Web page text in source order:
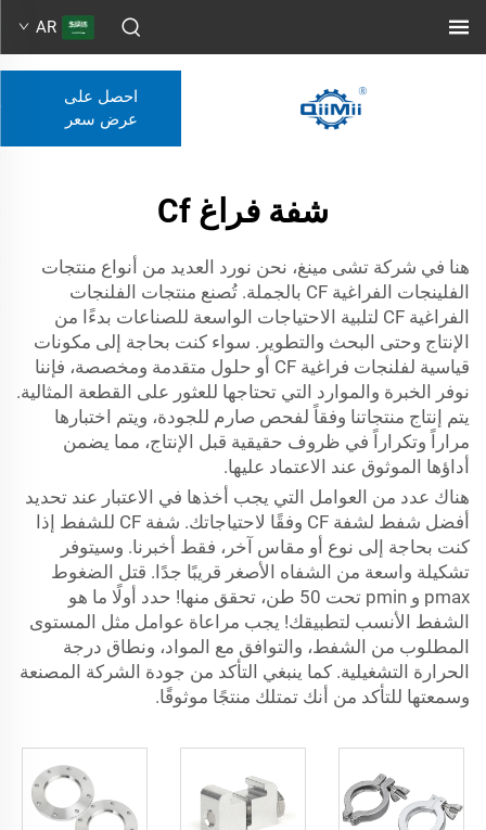
AR
احصل على
عرض سعر
شفة فراغ Cf
هنا في شركة تشى مينغ، نحن نورد العديد من أنواع منتجات
الفلينجات الفراغية CF بالجملة. تُصنع منتجات الفلنجات
الفراغية CF لتلبية الاحتياجات الواسعة للصناعات بدءًا من
الإنتاج وحتى البحث والتطوير. سواء كنت بحاجة إلى مكونات
قياسية لفلنجات فراغية CF أو حلول متقدمة ومخصصة، فإننا
نوفر الخبرة والموارد التي تحتاجها للعثور على القطعة المثالية.
يتم إنتاج منتجاتنا وفقاً لفحص صارم للجودة، ويتم اختبارها
مراراً وتكراراً في ظروف حقيقية قبل الإنتاج، مما يضمن
أداؤها الموثوق عند الاعتماد عليها.
هناك عدد من العوامل التي يجب أخذها في الاعتبار عند تحديد
أفضل شفط لشفة CF وفقًا لاحتياجاتك. شفة CF للشفط إذا
كنت بحاجة إلى نوع أو مقاس آخر، فقط أخبرنا. وسيتوفر
تشكيلة واسعة من الشفاه الأصغر قريبًا جدًا. قتل الضغوط
pmax و pmin تحت 50 طن، تحقق منها! حدد أولًا ما هو
الشفط الأنسب لتطبيقك! يجب مراعاة عوامل مثل المستوى
المطلوب من الشفط، والتوافق مع المواد، ونطاق درجة
الحرارة التشغيلية. كما ينبغي التأكد من جودة الشركة المصنعة
وسمعتها للتأكد من أنك تمتلك منتجًا موثوقًا.